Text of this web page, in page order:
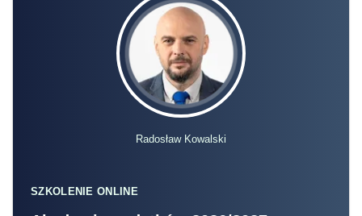
Radosław Kowalski
SZKOLENIE ONLINE